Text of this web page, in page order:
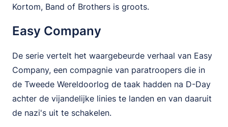
Kortom, Band of Brothers is groots.
Easy Company
De serie vertelt het waargebeurde verhaal van Easy
Company, een compagnie van paratroopers die in
de Tweede Wereldoorlog de taak hadden na D-Day
achter de vijandelijke linies te landen en van daaruit
de nazi's uit te schakelen.